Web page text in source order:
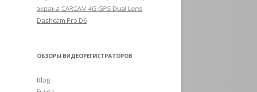
экрана CARCAM 4G GPS Dual Lens
Dashcam Pro D6
ОБЗОРЫ ВИДЕОРЕГИСТРАТОРОВ
Blog